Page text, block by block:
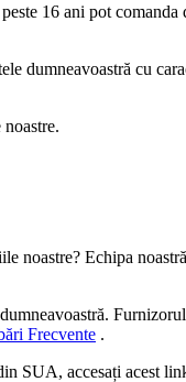
16 ani pot comanda
dumneavoastră cu
noastre? Echipa
Frecvente .
SUA, accesați acest